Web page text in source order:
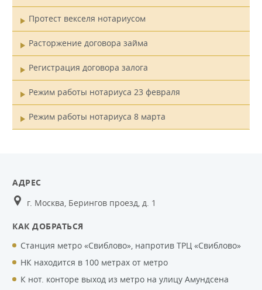
Протест векселя нотариусом
Расторжение договора займа
Регистрация договора залога
Режим работы нотариуса 23 февраля
Режим работы нотариуса 8 марта
АДРЕС
г. Москва, Берингов проезд, д. 1
КАК ДОБРАТЬСЯ
Станция метро «Свиблово», напротив ТРЦ «Свиблово»
НК находится в 100 метрах от метро
К нот. конторе выход из метро на улицу Амундсена